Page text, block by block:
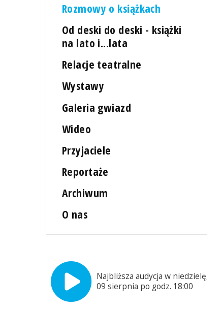
Rozmowy o książkach
Od deski do deski - książki
na lato i...lata
Relacje teatralne
Wystawy
Galeria gwiazd
Wideo
Przyjaciele
Reportaże
Archiwum
O nas
Najbliższa audycja w niedzielę,
09 sierpnia po godz. 18:00